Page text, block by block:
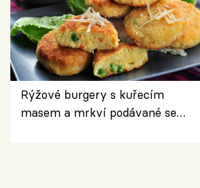
Rýžové burgery s kuřecím
masem a mrkví podávané se